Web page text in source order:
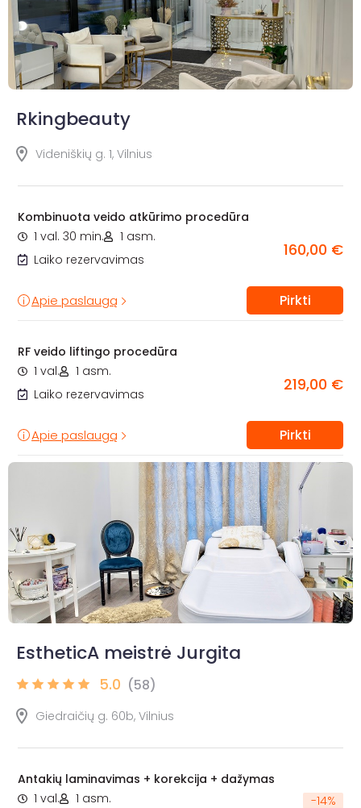
Rkingbeauty
Videniškių g. 1, Vilnius
Kombinuota veido atkūrimo procedūra
1 val. 30 min.
1 asm.
Laiko rezervavimas
160,00 €
Apie paslaugą Pirkti
RF veido liftingo procedūra
1 val.
1 asm.
Laiko rezervavimas
219,00 €
Apie paslaugą Pirkti
EstheticA meistrė Jurgita
5.0 (58)
Giedraičių g. 60b, Vilnius
Antakių laminavimas + korekcija + dažymas
1 val.
1 asm.
-14%